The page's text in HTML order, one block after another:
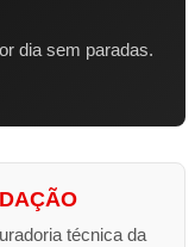
dia sem paradas.
técnica da